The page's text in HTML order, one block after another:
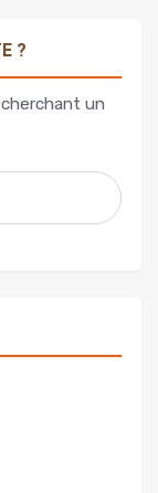
?
un